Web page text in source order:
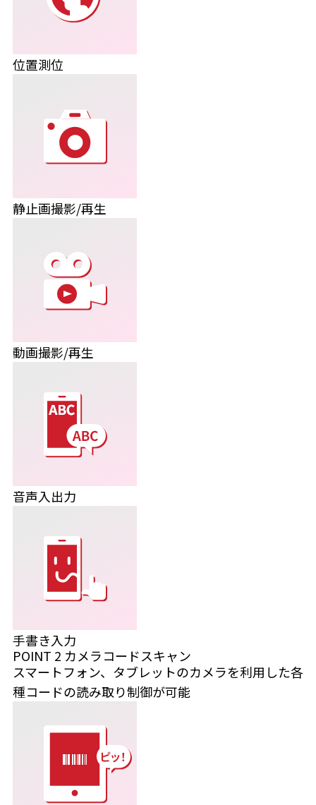
位置測位
静止画撮影/再生
動画撮影/再生
音声入出力
手書き入力
POINT 2 カメラコードスキャン
スマートフォン、タブレットのカメラを利用した各
種コードの読み取り制御が可能